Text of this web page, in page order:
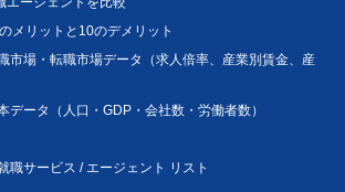
メリットと10のデメリット
市場・転職市場データ（求人倍率、産業別賃金、産
データ（人口・GDP・会社数・労働者数）
職サービス / エージェント リスト